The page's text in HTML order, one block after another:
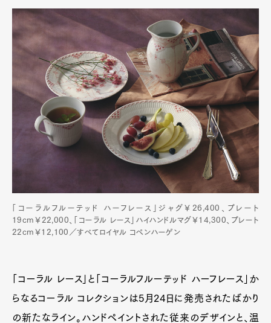
Art&Design WatchFashion
GourmetCars
ProductCultureLifestyle
Magazine
Official Columnist
About
Contact
Pen tw
「コーラルフルーテッド ハーフレース」ジャグ￥26,400、プレート
19cm￥22,000、「コーラル レース」ハイハンドルマグ￥14,300、プレート
22cm￥12,100／すべてロイヤル コペンハーゲン
「コーラル レース」と「コーラルフルーテッド ハーフレース」か
らなるコーラル コレクションは5月24日に発売されたばかり
の新たなライン。ハンドペイントされた従来のデザインと、温